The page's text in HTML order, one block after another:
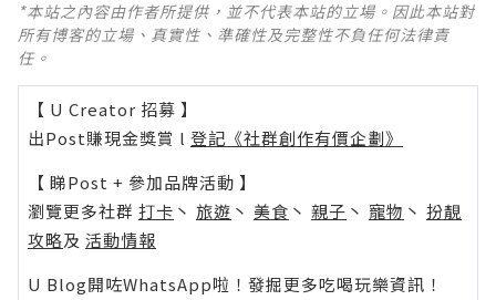
*本站之內容由作者所提供，並不代表本站的立場。因此本站對
所有博客的立場、真實性、準確性及完整性不負任何法律責
任。
【 U Creator 招募 】
出Post賺現金獎賞 l 登記《社群創作有價企劃》
【 睇Post + 參加品牌活動 】
瀏覽更多社群 打卡 丶 旅遊 丶 美食 丶 親子 丶 寵物 丶 扮靚
攻略及 活動情報
U Blog開咗WhatsApp啦！發掘更多吃喝玩樂資訊！